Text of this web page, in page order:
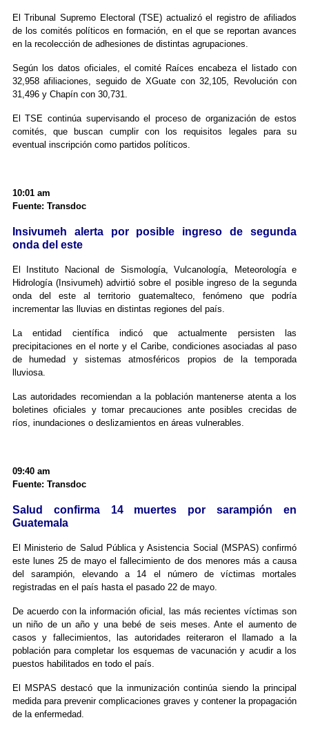
El Tribunal Supremo Electoral (TSE) actualizó el registro de afiliados
de los comités políticos en formación, en el que se reportan avances
en la recolección de adhesiones de distintas agrupaciones.
Según los datos oficiales, el comité Raíces encabeza el listado con
32,958 afiliaciones, seguido de XGuate con 32,105, Revolución con
31,496 y Chapín con 30,731.
El TSE continúa supervisando el proceso de organización de estos
comités, que buscan cumplir con los requisitos legales para su
eventual inscripción como partidos políticos.
10:01 am
Fuente: Transdoc
Insivumeh alerta por posible ingreso de segunda
onda del este
El Instituto Nacional de Sismología, Vulcanología, Meteorología e
Hidrología (Insivumeh) advirtió sobre el posible ingreso de la segunda
onda del este al territorio guatemalteco, fenómeno que podría
incrementar las lluvias en distintas regiones del país.
La entidad científica indicó que actualmente persisten las
precipitaciones en el norte y el Caribe, condiciones asociadas al paso
de humedad y sistemas atmosféricos propios de la temporada
lluviosa.
Las autoridades recomiendan a la población mantenerse atenta a los
boletines oficiales y tomar precauciones ante posibles crecidas de
ríos, inundaciones o deslizamientos en áreas vulnerables.
09:40 am
Fuente: Transdoc
Salud confirma 14 muertes por sarampión en
Guatemala
El Ministerio de Salud Pública y Asistencia Social (MSPAS) confirmó
este lunes 25 de mayo el fallecimiento de dos menores más a causa
del sarampión, elevando a 14 el número de víctimas mortales
registradas en el país hasta el pasado 22 de mayo.
De acuerdo con la información oficial, las más recientes víctimas son
un niño de un año y una bebé de seis meses. Ante el aumento de
casos y fallecimientos, las autoridades reiteraron el llamado a la
población para completar los esquemas de vacunación y acudir a los
puestos habilitados en todo el país.
El MSPAS destacó que la inmunización continúa siendo la principal
medida para prevenir complicaciones graves y contener la propagación
de la enfermedad.